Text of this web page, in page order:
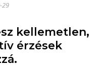
29
kellemetlen,
érzések